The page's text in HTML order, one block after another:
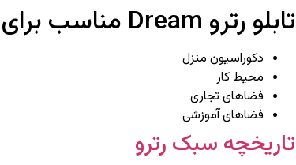
تابلو رترو Dream مناسب برای:
دکوراسیون منزل
محیط کار
فضاهای تجاری
فضاهای آموزشی
تاریخچه سبک رترو